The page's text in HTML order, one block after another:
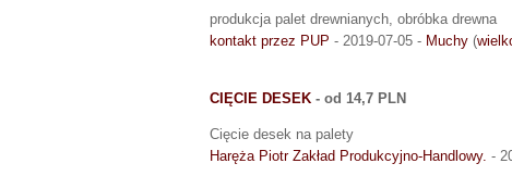
produkcja palet drewnianych, obróbka drewna
kontakt przez PUP - 2019-07-05 - Muchy (
CIĘCIE DESEK - od 14,7 PLN
Cięcie desek na palety
Haręża Piotr Zakład Produkcyjno-Handlowy. -